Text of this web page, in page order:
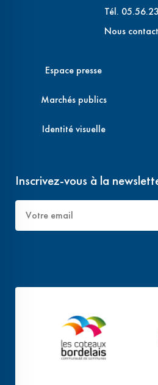
Tél.
Nous
Espace presse
Marchés publics
Identité visuelle
Inscrivez-vous à la